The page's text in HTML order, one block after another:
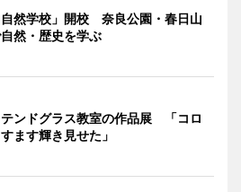
自然学校」開校 奈良公園・春日山
然・歴史を学ぶ
ンドグラス教室の作品展 「コロ
ます輝き見せた」